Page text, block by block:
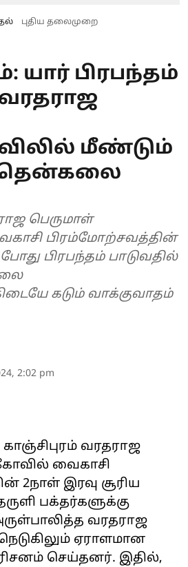
புதிய தலைமுறை
யார் பிரபந்தம்
வரதராஜ
மீண்டும்
பெருமாள்
பிரம்மோற்சவத்தின்
பிரபந்தம் பாடுவதில்
கடும் வாக்குவாதம்
2:02 pm
வரதராஜ
வைகாசி
2நாள் இரவு சூரிய
பக்தர்களுக்கு
வரதராஜ
ஏராளமான
செய்தனர். இதில்,